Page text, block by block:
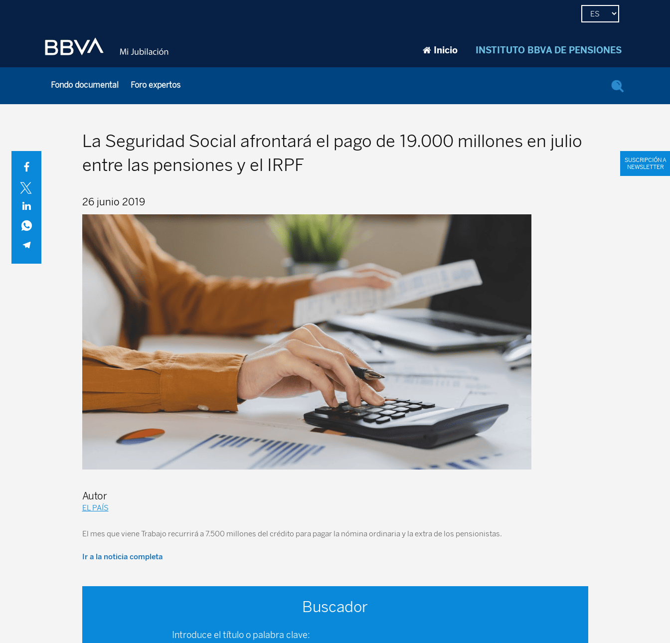
Inicio INSTITUTO BBVA DE PENSIONES
Fondo documental Foro expertos
La Seguridad Social afrontará el pago de 19.000 millones en julio
entre las pensiones y el IRPF
26 junio 2019
Autor
EL PAÍS
El mes que viene Trabajo recurrirá a 7.500 millones del crédito para pagar la nómina ordinaria y la extra de los pensionistas.
Ir a la noticia completa
Buscador
Introduce el título o palabra clave:
SUSCRIPCIÓN A
NEWSLETTER